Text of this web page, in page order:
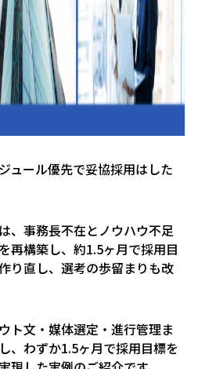
ュール優先で妥協採用はした
事務長不在とノウハウ不足
再構築し、約1.5ヶ月で採用目
り直し、選考の歩留まりも改
ト文・媒体選定・進行管理ま
、わずか1.5ヶ月で採用目標を